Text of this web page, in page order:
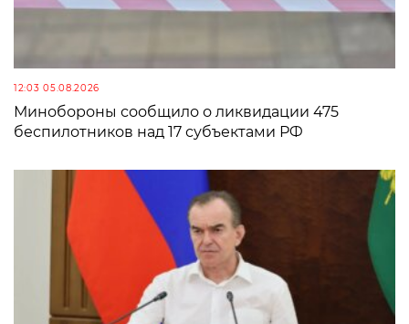
12:03 05.08.2026
Минобороны сообщило о ликвидации 475
беспилотников над 17 субъектами РФ